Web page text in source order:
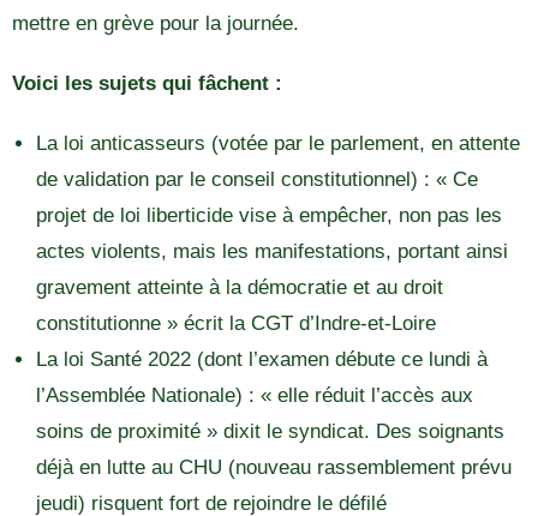
mettre en grève pour la journée.
Voici les sujets qui fâchent :
La loi anticasseurs (votée par le parlement, en attente
de validation par le conseil constitutionnel) : « Ce
projet de loi liberticide vise à empêcher, non pas les
actes violents, mais les manifestations, portant ainsi
gravement atteinte à la démocratie et au droit
constitutionne » écrit la CGT d’Indre-et-Loire
La loi Santé 2022 (dont l’examen débute ce lundi à
l’Assemblée Nationale) : « elle réduit l’accès aux
soins de proximité » dixit le syndicat. Des soignants
déjà en lutte au CHU (nouveau rassemblement prévu
jeudi) risquent fort de rejoindre le défilé